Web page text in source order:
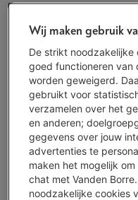
LPJ-900WH 1080P LCD
BT
Wij maken gebruik
De strikt
goed functioneren van
worden geweigerd.
gebruikt voor
verzamelen over het
en anderen;
gegevens over jouw
advertenties te
maken het mogelijk
chat met Vanden
noodzakelijke cookies